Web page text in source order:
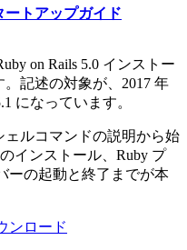
ートアップガイド
on Rails 5.0 インストー
記述の対象が、2017 年
になっています。
ルコマンドの説明から始
インストール、Ruby プ
ーの起動と終了までが本
ンロード